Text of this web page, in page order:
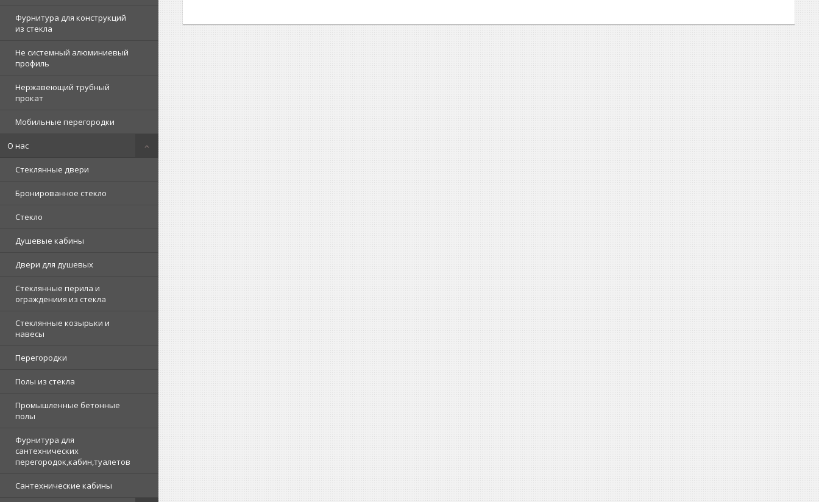
Фурнитура для конструкций
из стекла
Не системный алюминиевый
профиль
Нержавеющий трубный
прокат
Мобильные перегородки
О нас
Стеклянные двери
Бронированное стекло
Стекло
Душевые кабины
Двери для душевых
Стеклянные перила и
ограждениия из стекла
Стеклянные козырьки и
навесы
Перегородки
Полы из стекла
Промышленные бетонные
полы
Фурнитура для
сантехнических
перегородок,кабин,туалетов
Сантехнические кабины